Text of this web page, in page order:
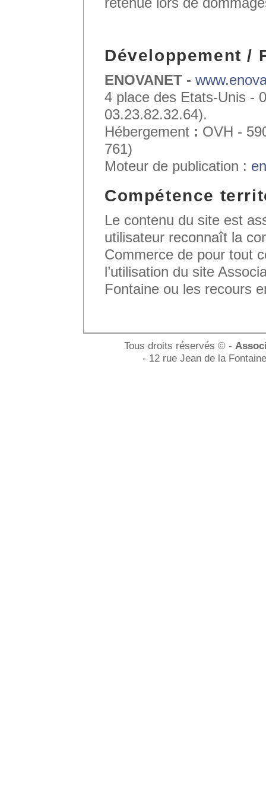
Développement /
ENOVANET -
4 place des Etats-Unis -
03.23.82.32.64).
Hébergement : OVH -
761)
Moteur de publication :
Compétence
Le contenu du site est
utilisateur reconnaît la
Commerce de pour tout
l’utilisation du site
Fontaine ou les recours
Tous droits réservés © -
- 12 rue Jean de la